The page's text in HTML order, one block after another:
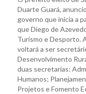
Duarte Guará,
governo que inicia a
que Diego de
Turismo e Desporto.
voltará a ser
Desenvolvimento
duas secretarias:
Humanos;
Projetos e Fomento